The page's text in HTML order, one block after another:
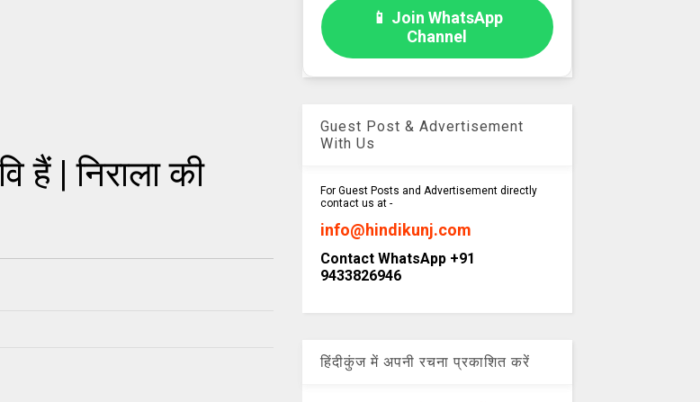
हैं | निराला की
📱 Join WhatsApp
Channel
Guest Post & Advertisement
With Us
For Guest Posts and Advertisement directly
contact us at -
info@hindikunj.com
Contact WhatsApp +91
9433826946
हिंदीकुंज में अपनी रचना प्रकाशित करें